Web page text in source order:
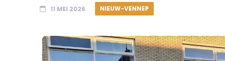
11 MEI 2026 NIEUW-VENNEP